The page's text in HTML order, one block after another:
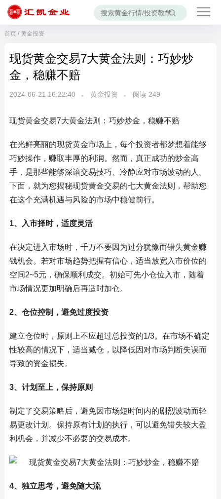
首页/ 黄金投资
现货黄金交易7大黄金法则：巧妙炒
金，稳赚不赔
2024-06-21 16:22:40 黄金投资 阅读 249
现货黄金交易7大黄金法则：巧妙炒金，稳赚不赔
在光鲜亮丽的现货黄金市场上，每个投资者都梦想着能够
巧妙操作，赚取丰厚的利润。然而，真正成功的炒金高
手，是那些能够深谙交易技巧、冷静应对市场波动的人。
下面，就为您揭秘现货黄金交易的七大黄金法则，帮助您
在这个充满机遇与风险的市场中稳健前行。
1、入市择时，适度灵活
在决定进入市场时，千万不要因为过分犹豫而错失黄金赚
钱机会。若对市场趋势把握有信心，适当放宽入市价位的
空间2~5元，确保顺利成交。初始可先小仓位入市，随着
市场情况更加明确后再适时加仓。
2、仓位控制，避免过度投资
建立仓位时，原则上不应超过总投资的1/3。在市场不确定
性较高的情况下，适当减仓，以降低因对市场判断失误而
导致的资金损失。
3、计划至上，保持原则
制定了交易策略后，避免因市场短时间内的剧烈波动而轻
易更改计划。保持原有计划的执行，可以避免错失较大盈
利机会，并减少不必要的交易成本。
4、独立思考，避免随大流